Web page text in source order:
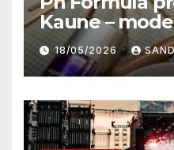
Kaune –
atnaujinimo
18/05/2026